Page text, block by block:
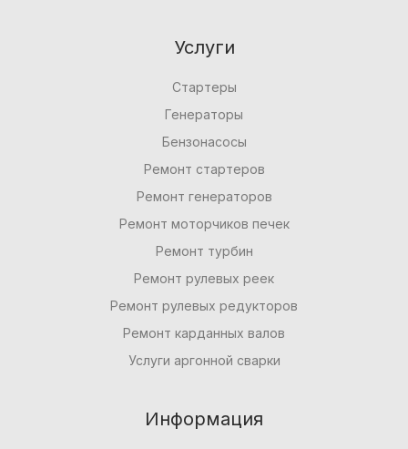
Услуги
Стартеры
Генераторы
Бензонасосы
Ремонт стартеров
Ремонт генераторов
Ремонт моторчиков печек
Ремонт турбин
Ремонт рулевых реек
Ремонт рулевых редукторов
Ремонт карданных валов
Услуги аргонной сварки
Информация